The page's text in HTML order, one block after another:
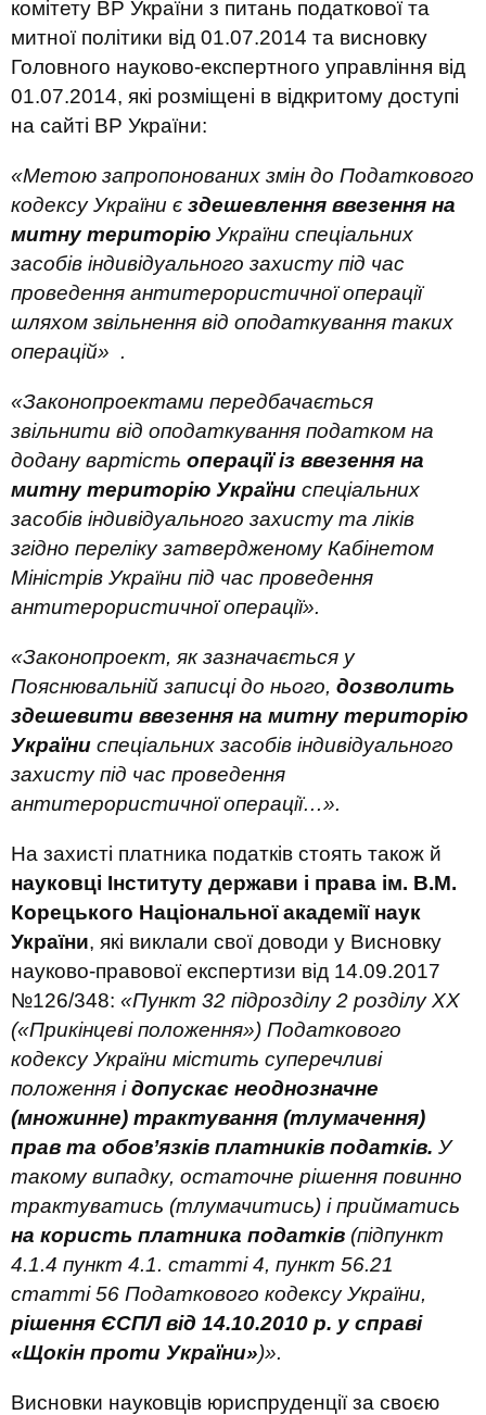
комітету ВР України з питань податкової та
митної політики від 01.07.2014 та висновку
Головного науково-експертного управління від
01.07.2014, які розміщені в відкритому доступі
на сайті ВР України:
«Метою запропонованих змін до Податкового
кодексу України є здешевлення ввезення на
митну територію України спеціальних
засобів індивідуального захисту під час
проведення антитерористичної операції
шляхом звільнення від оподаткування таких
операцій» .
«Законопроектами передбачається
звільнити від оподаткування податком на
додану вартість операції із ввезення на
митну територію України спеціальних
засобів індивідуального захисту та ліків
згідно переліку затвердженому Кабінетом
Міністрів України під час проведення
антитерористичної операції».
«Законопроект, як зазначається у
Пояснювальній записці до нього, дозволить
здешевити ввезення на митну територію
України спеціальних засобів індивідуального
захисту під час проведення
антитерористичної операції…».
На захисті платника податків стоять також й
науковці Інституту держави і права ім. В.М.
Корецького Національної академії наук
України, які виклали свої доводи у Висновку
науково-правової експертизи від 14.09.2017
№126/348: «Пункт 32 підрозділу 2 розділу XX
(«Прикінцеві положення») Податкового
кодексу України містить суперечливі
положення ідопускає неоднозначне
(множинне) трактування (тлумачення)
прав та обов’язків платників податків. У
такому випадку, остаточне рішення повинно
трактуватись (тлумачитись) і прийматись
на користь платника податків (підпункт
4.1.4 пункт 4.1. статті 4, пункт 56.21
статті 56 Податкового кодексу України,
рішення ЄСПЛ від 14.10.2010 р. у справі
«Щокін проти України»)».
Висновки науковців юриспруденції за своєю